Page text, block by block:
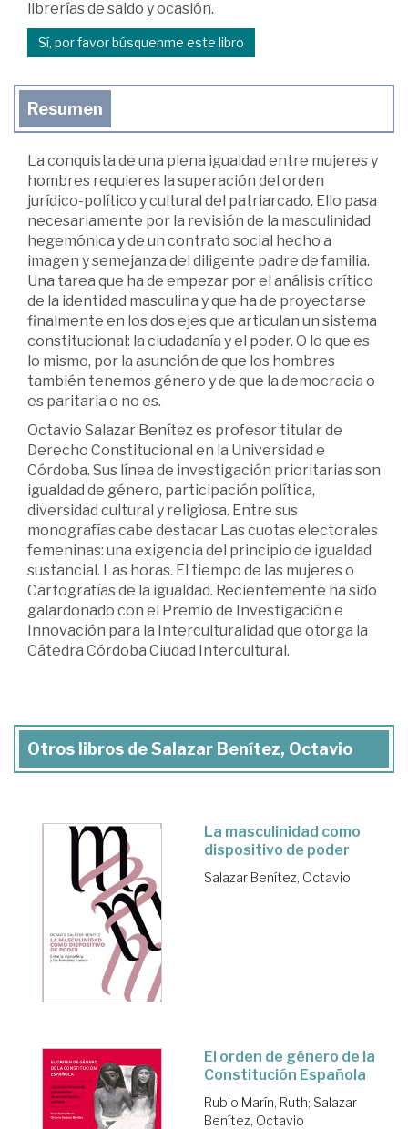
librerías de saldo y ocasión.
Sí, por favor búsquenme este libro
Resumen
La conquista de una plena igualdad entre mujeres y
hombres requieres la superación del orden
jurídico-político y cultural del patriarcado. Ello pasa
necesariamente por la revisión de la masculinidad
hegemónica y de un contrato social hecho a
imagen y semejanza del diligente padre de familia.
Una tarea que ha de empezar por el análisis crítico
de la identidad masculina y que ha de proyectarse
finalmente en los dos ejes que articulan un sistema
constitucional: la ciudadanía y el poder. O lo que es
lo mismo, por la asunción de que los hombres
también tenemos género y de que la democracia o
es paritaria o no es.
Octavio Salazar Benítez es profesor titular de
Derecho Constitucional en la Universidad e
Córdoba. Sus línea de investigación prioritarias son
igualdad de género, participación política,
diversidad cultural y religiosa. Entre sus
monografías cabe destacar Las cuotas electorales
femeninas: una exigencia del principio de igualdad
sustancial. Las horas. El tiempo de las mujeres o
Cartografías de la igualdad. Recientemente ha sido
galardonado con el Premio de Investigación e
Innovación para la Interculturalidad que otorga la
Cátedra Córdoba Ciudad Intercultural.
Otros libros de Salazar Benítez, Octavio
La masculinidad como
dispositivo de poder
Salazar Benítez, Octavio
El orden de género de la
Constitución Española
Rubio Marín, Ruth; Salazar
Benítez, Octavio